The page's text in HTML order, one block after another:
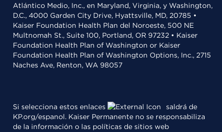
Atlántico Medio, Inc., en Maryland, Virginia, y Washington,
D.C., 4000 Garden City Drive, Hyattsville, MD, 20785 •
Kaiser Foundation Health Plan del Noroeste, 500 NE
Multnomah St., Suite 100, Portland, OR 97232 • Kaiser
Foundation Health Plan of Washington or Kaiser
Foundation Health Plan of Washington Options, Inc., 2715
Naches Ave, Renton, WA 98057
Si selecciona estos enlaces
saldrá de
KP.org/espanol. Kaiser Permanente no se responsabiliza
de la información o las políticas de sitios web